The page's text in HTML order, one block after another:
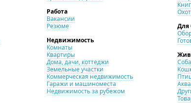
Работа
Вакансии
Резюме
Недвижимость
Комнаты
Квартиры
Дома, дачи, коттеджи
Земельные участки
Коммерческая недвижимость
Гаражи и машиноместа
Недвижимость за рубежом
Для